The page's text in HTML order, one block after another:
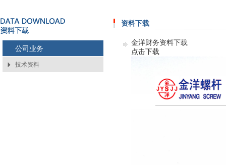
公司业务
技术资料
资料下载
金洋财务资料下载
点击下载